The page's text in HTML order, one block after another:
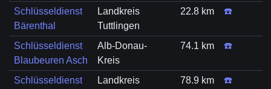
Schlüsseldienst
Bärenthal
Landkreis
Tuttlingen
22.8 km ☎️
Schlüsseldienst
Blaubeuren Asch
Alb-Donau-
Kreis
74.1 km ☎️
Schlüsseldienst
Landkreis
78.9 km ☎️